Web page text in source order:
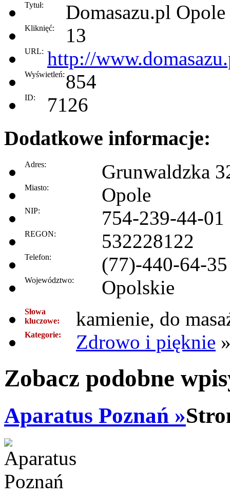
Tytuł: Domasazu.pl Opole
Kliknięć: 13
URL: http://
Wyświetleń: 854
ID: 7126
Dodatkowe informacje:
Adres: Grunwaldzka
Miasto: Opole
NIP: 754-239-44-01
REGON: 532228122
Telefon: (77)-440-64-35
Województwo: Opolskie
Słowa
kluczowe:
kamienie, do
Kategorie: Zdrowo i pięknie
Zobacz podobne
Aparatus Poznań »